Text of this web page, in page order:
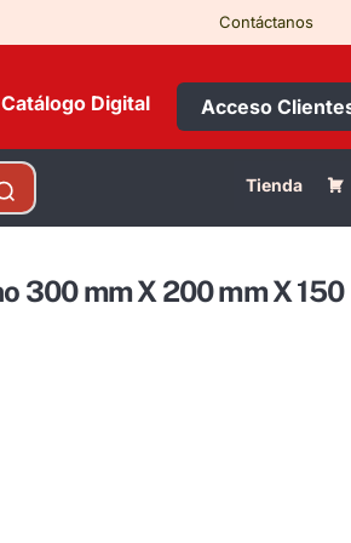
Contáctanos
Catálogo Digital Acceso
Tienda
300 mm X 200 mm X 150